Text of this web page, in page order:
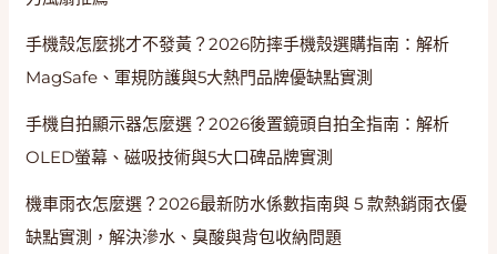
手機殼怎麼挑才不發黃？2026防摔手機殼選購指南：解析
MagSafe、軍規防護與5大熱門品牌優缺點實測
手機自拍顯示器怎麼選？2026後置鏡頭自拍全指南：解析
OLED螢幕、磁吸技術與5大口碑品牌實測
機車雨衣怎麼選？2026最新防水係數指南與 5 款熱銷雨衣優
缺點實測，解決滲水、臭酸與背包收納問題